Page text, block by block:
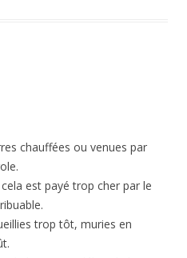
chauffées ou venues par
est payé trop cher par le
trop tôt, muries en